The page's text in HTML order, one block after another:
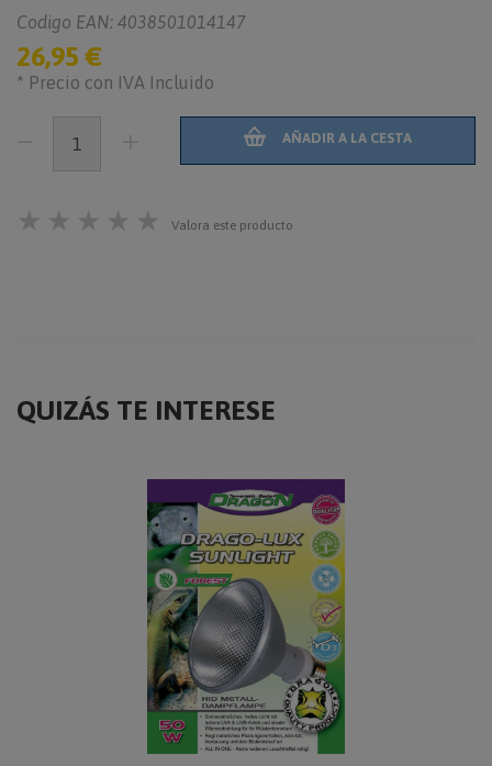
Codigo EAN: 4038501014147
26,95 €
* Precio con IVA Incluido
AÑADIR A LA CESTA
★ ★ ★ ★ ★ Valora este producto
QUIZÁS TE INTERESE